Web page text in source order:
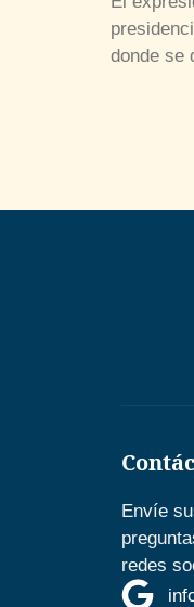
donde se
Envíe
redes